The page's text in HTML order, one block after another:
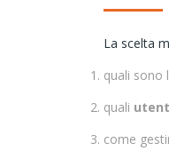
La scelta
quali sono
quali
come